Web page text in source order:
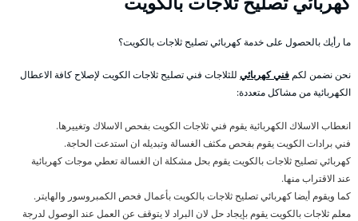
ما رأيك بالحصول على خدمة كهربائي تصليح ثلاجات بالكويت؟
نحن نضمن لكم فني كهربائي للثلاجات فني تصليح ثلاجات الكويت لإصلاح كافة الاعطال
الكهربائية من مشاكل متعددة:
انعطاب الاسلاك الكهربائية يقوم فني ثلاجات الكويت بفحص الاسلاك وتغييرها.
فني برادات الكويت يقوم بفحص مكثف الغسالة وتبديله ان استدعت الحاجة.
كهربائي تصليح ثلاجات بالكويت يقوم بحل مشكلة ان الغسالة تعطي موجات كهربائية
عند الاقتراب منها.
كما ويقوم أيضا كهربائي تصليح ثلاجات بالكويت بأعمال فحص الكمبروسور والهايتر.
معلم ثلاجات بالكويت يقوم بإيجاد حل لان البراد لا يتوقف عن العمل عند الوصول لدرجة